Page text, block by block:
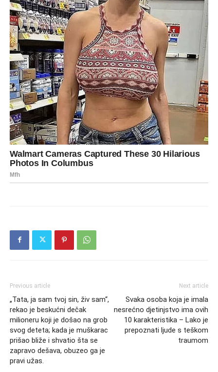
Previous article
„Tata, ja sam tvoj sin, živ sam“,
rekao je beskućni dečak
milioneru koji je došao na grob
svog deteta; kada je muškarac
prišao bliže i shvatio šta se
zapravo dešava, obuzeo ga je
pravi užas.
Next article
Svaka osoba koja je imala
nesrećno djetinjstvo ima ovih
10 karakteristika – Lako je
prepoznati ljude s teškom
traumom